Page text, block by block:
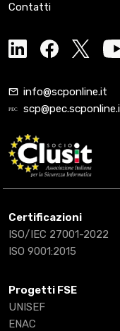
Contatti
info@scponline.it
Certificazioni
ISO/IEC 27001-2022
ISO 9001:2015
Progetti FSE
UNISEF
ENAC